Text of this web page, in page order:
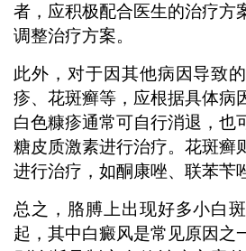
者，应积极配合医生的治疗方
调整治疗方案。
此外，对于因其他病因导致
疹、花斑癣等，应根据具体病
白色糠疹通常可自行消退，也
糖皮质激素进行治疗。花斑癣
进行治疗，如酮康唑、联苯苄
总之，胳膊上出现好多小白
起，其中白癜风是常见原因之